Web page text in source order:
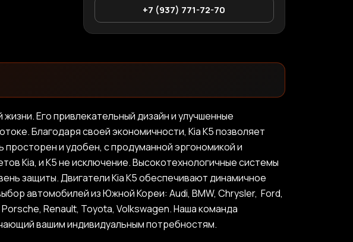
+7 (937) 771-72-70
Его привлекательный дизайн и улучшенные
Благодаря своей экономичности, Kia K5 позволяет
и удобен, с продуманной эргономикой и
Kia, и K5 не исключение. Высокотехнологичные системы
защиты. Двигатели Kia K5 обеспечивают динамичное
автомобилей из Южной Кореи: Audi, BMW, Chrysler, Ford,
Renault, Toyota, Volkswagen. Наша команда
вашим индивидуальным потребностям.